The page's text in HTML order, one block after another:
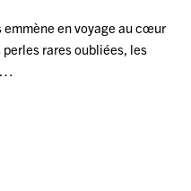
emmène en voyage au cœur
rares oubliées, les